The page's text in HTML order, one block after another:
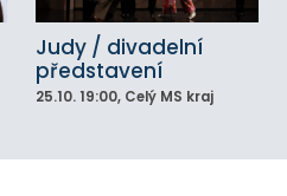
Judy / divadelní
představení
25.10. 19:00, Celý MS kraj